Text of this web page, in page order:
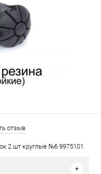
отзыв
2 шт круглые №6 9975101